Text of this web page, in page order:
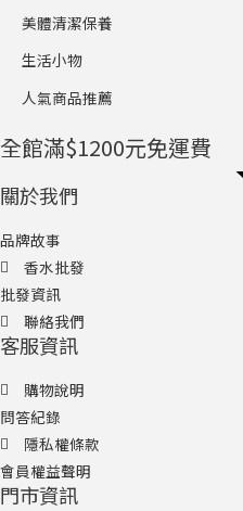
美體清潔保養
生活小物
人氣商品推薦
全館滿$1200元免運費
關於我們
品牌故事
香水批發
批發資訊
聯絡我們
客服資訊
購物說明
問答紀錄
隱私權條款
會員權益聲明
門市資訊